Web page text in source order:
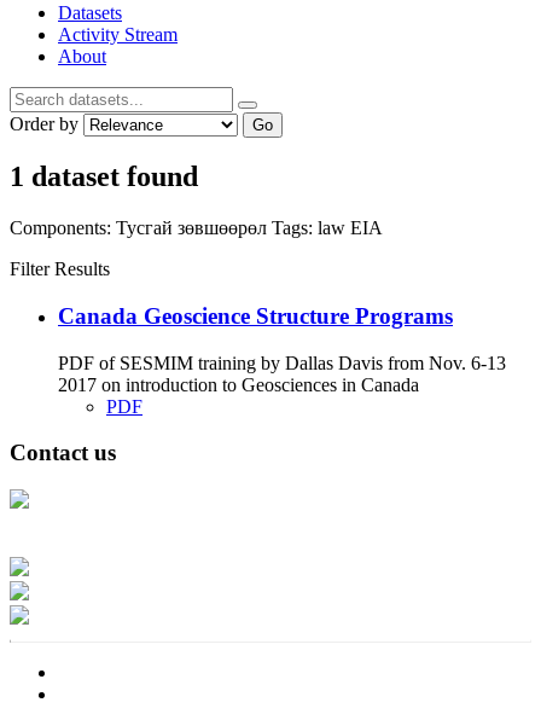
Datasets
Activity Stream
About
Order by Go
1 dataset found
Components: Тусгай зөвшөөрөл Tags: law EIA
Filter Results
Canada Geoscience Structure Programs
PDF of SESMIM training by Dallas Davis from Nov. 6-13
2017 on introduction to Geosciences in Canada
PDF
Contact us